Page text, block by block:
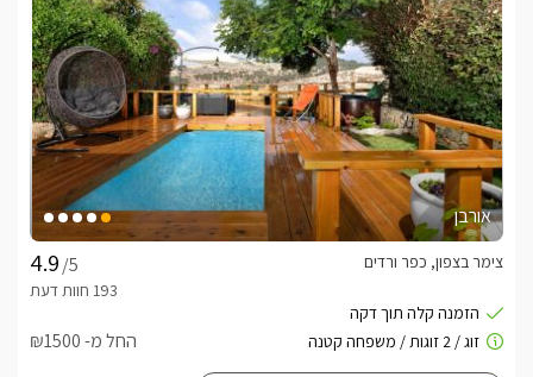
אורבן
/5
צימר בצפון, כפר ורדים
החל מ- ₪1500